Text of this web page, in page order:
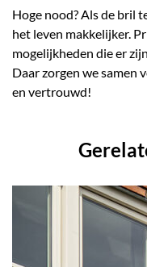
Hoge nood? Als de bril
het leven makkelijker.
mogelijkheden die er
Daar zorgen we samen
en vertrouwd!